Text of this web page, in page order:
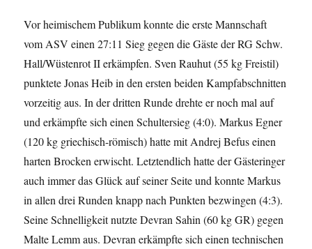
Vor heimischem Publikum konnte die erste Mannschaft
vom ASV einen 27:11 Sieg gegen die Gäste der RG Schw.
Hall/Wüstenrot II erkämpfen. Sven Rauhut (55 kg Freistil)
punktete Jonas Heib in den ersten beiden Kampfabschnitten
vorzeitig aus. In der dritten Runde drehte er noch mal auf
und erkämpfte sich einen Schultersieg (4:0). Markus Egner
(120 kg griechisch-römisch) hatte mit Andrej Befus einen
harten Brocken erwischt. Letztendlich hatte der Gästeringer
auch immer das Glück auf seiner Seite und konnte Markus
in allen drei Runden knapp nach Punkten bezwingen (4:3).
Seine Schnelligkeit nutzte Devran Sahin (60 kg GR) gegen
Malte Lemm aus. Devran erkämpfte sich einen technischen